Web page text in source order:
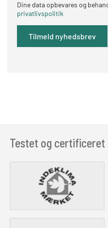
Dine data opbevares og
privatlivspolitik
Testet og certificeret